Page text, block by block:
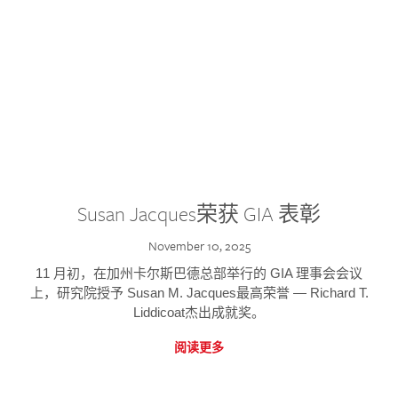
Susan Jacques荣获 GIA 表彰
November 10, 2025
11 月初，在加州卡尔斯巴德总部举行的 GIA 理事会会议
上，研究院授予 Susan M. Jacques最高荣誉 — Richard T.
Liddicoat杰出成就奖。
阅读更多